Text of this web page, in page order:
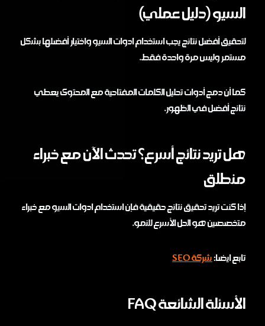
السيو (دليل عملي)
لتحقيق أفضل نتائج يجب استخدام ادوات السيو واختيار أفضلها بشكل
مستمر وليس مرة واحدة فقط.
كما أن دمج أدوات تحليل الكلمات المفتاحية مع المحتوى يعطي
نتائج أفضل في الظهور.
هل تريد نتائج أسرع؟ تحدث الآن مع خبراء
منطلق
إذا كنت تريد تحقيق نتائج حقيقية فإن استخدام ادوات السيو مع خبراء
متخصصين هو الحل الأسرع للنمو.
تابع ايضا:شركة SEO
الأسئلة الشائعة FAQ